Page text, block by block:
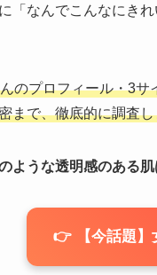
「なんでこんなにき
のプロフィール・3
まで、徹底的に調査
ような透明感のある
👉 【今話題】